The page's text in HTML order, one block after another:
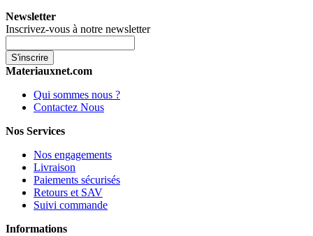
Newsletter
Inscrivez-vous à notre newsletter
S'inscrire
Materiauxnet.com
Qui sommes nous ?
Contactez Nous
Nos Services
Nos engagements
Livraison
Paiements sécurisés
Retours et SAV
Suivi commande
Informations